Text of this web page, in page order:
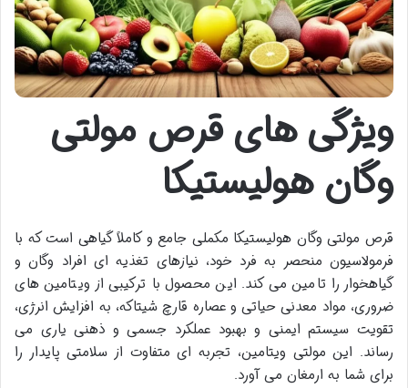
ویژگی های قرص مولتی
وگان هولیستیکا
قرص مولتی وگان هولیستیکا مکملی جامع و کاملاً گیاهی است که با
فرمولاسیون منحصر به فرد خود، نیازهای تغذیه ای افراد وگان و
گیاهخوار را تامین می کند. این محصول با ترکیبی از ویتامین های
ضروری، مواد معدنی حیاتی و عصاره قارچ شیتاکه، به افزایش انرژی،
تقویت سیستم ایمنی و بهبود عملکرد جسمی و ذهنی یاری می
رساند. این مولتی ویتامین، تجربه ای متفاوت از سلامتی پایدار را
برای شما به ارمغان می آورد.